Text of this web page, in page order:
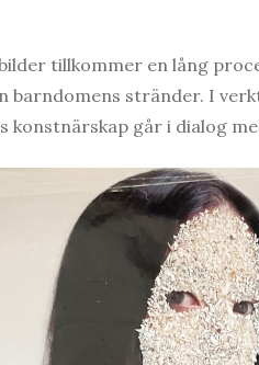
tillkommer en lång
stränder. I
konstnärskap går i dialog